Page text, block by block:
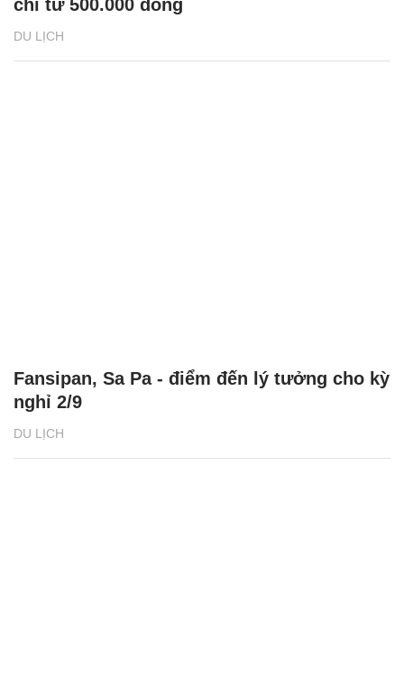
DU LỊCH
chỉ từ 500.000 đồng
DU LỊCH
Fansipan, Sa Pa - điểm đến lý tưởng cho kỳ
nghỉ 2/9